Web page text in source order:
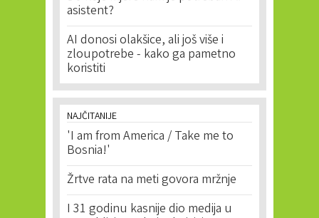
asistent?
AI donosi olakšice, ali još više i
zloupotrebe - kako ga pametno
koristiti
NAJČITANIJE
'I am from America / Take me to
Bosnia!'
Žrtve rata na meti govora mržnje
I 31 godinu kasnije dio medija u